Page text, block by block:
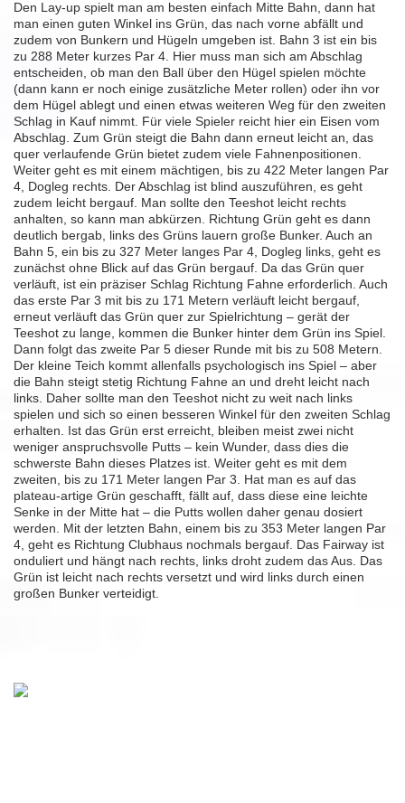
Den Lay-up spielt man am besten einfach Mitte Bahn, dann hat
man einen guten Winkel ins Grün, das nach vorne abfällt und
zudem von Bunkern und Hügeln umgeben ist. Bahn 3 ist ein bis
zu 288 Meter kurzes Par 4. Hier muss man sich am Abschlag
entscheiden, ob man den Ball über den Hügel spielen möchte
(dann kann er noch einige zusätzliche Meter rollen) oder ihn vor
dem Hügel ablegt und einen etwas weiteren Weg für den zweiten
Schlag in Kauf nimmt. Für viele Spieler reicht hier ein Eisen vom
Abschlag. Zum Grün steigt die Bahn dann erneut leicht an, das
quer verlaufende Grün bietet zudem viele Fahnenpositionen.
Weiter geht es mit einem mächtigen, bis zu 422 Meter langen Par
4, Dogleg rechts. Der Abschlag ist blind auszuführen, es geht
zudem leicht bergauf. Man sollte den Teeshot leicht rechts
anhalten, so kann man abkürzen. Richtung Grün geht es dann
deutlich bergab, links des Grüns lauern große Bunker. Auch an
Bahn 5, ein bis zu 327 Meter langes Par 4, Dogleg links, geht es
zunächst ohne Blick auf das Grün bergauf. Da das Grün quer
verläuft, ist ein präziser Schlag Richtung Fahne erforderlich. Auch
das erste Par 3 mit bis zu 171 Metern verläuft leicht bergauf,
erneut verläuft das Grün quer zur Spielrichtung – gerät der
Teeshot zu lange, kommen die Bunker hinter dem Grün ins Spiel.
Dann folgt das zweite Par 5 dieser Runde mit bis zu 508 Metern.
Der kleine Teich kommt allenfalls psychologisch ins Spiel – aber
die Bahn steigt stetig Richtung Fahne an und dreht leicht nach
links. Daher sollte man den Teeshot nicht zu weit nach links
spielen und sich so einen besseren Winkel für den zweiten Schlag
erhalten. Ist das Grün erst erreicht, bleiben meist zwei nicht
weniger anspruchsvolle Putts – kein Wunder, dass dies die
schwerste Bahn dieses Platzes ist. Weiter geht es mit dem
zweiten, bis zu 171 Meter langen Par 3. Hat man es auf das
plateau-artige Grün geschafft, fällt auf, dass diese eine leichte
Senke in der Mitte hat – die Putts wollen daher genau dosiert
werden. Mit der letzten Bahn, einem bis zu 353 Meter langen Par
4, geht es Richtung Clubhaus nochmals bergauf. Das Fairway ist
onduliert und hängt nach rechts, links droht zudem das Aus. Das
Grün ist leicht nach rechts versetzt und wird links durch einen
großen Bunker verteidigt.